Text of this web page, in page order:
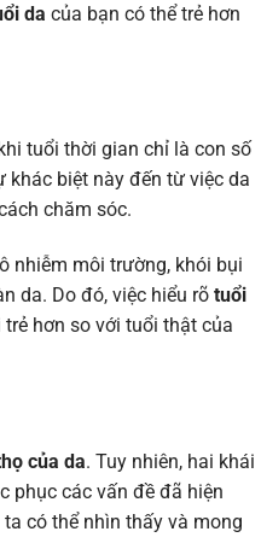
da của bạn có thể trẻ hơn
tuổi thời gian chỉ là con số
khác biệt này đến từ việc da
chăm sóc.
nhiễm môi trường, khói bụi
da. Do đó, việc hiểu rõ tuổi
hơn so với tuổi thật của
của da. Tuy nhiên, hai khái
phục các vấn đề đã hiện
có thể nhìn thấy và mong